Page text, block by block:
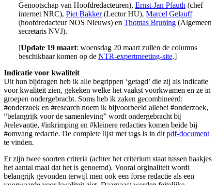
Genootschap van Hoofdredacteuren), Ernst-Jan Pfauth (chef
internet NRC), Piet Bakker(Lector HU), Marcel Gelauff
(hoofdredacteur NOS Nieuws) en Thomas Bruning (Algemeen
secretaris NVJ).
[Update 19 maart: woensdag 20 maart zullen de columns
beschikbaar komen op de NTR-expertmeeting-site.]
Indicatie voor kwaliteit
Uit hun bijdragen heb ik alle begrippen ‘getagd’ die zij als indicatie
voor kwaliteit zien, gekeken welke het vaakst voorkwamen en ze in
groepen ondergebracht. Soms heb ik zaken gecombineerd:
#onderzoek en #research noem ik bijvoorbeeld allebei #onderzoek,
“belangrijk voor de samenleving” wordt ondergebracht bij
#relevantie, #inkrimping en #kleinere redacties komen beide bij
#omvang redactie. De complete lijst met tags is in dit pdf-document
te vinden.
Er zijn twee soorten criteria (achter het criterium staat tussen haakjes
het aantal maal dat het is genoemd). Vooral orginaliteit wordt
belangrijk gevonden terwijl men ook een forse redactie als een